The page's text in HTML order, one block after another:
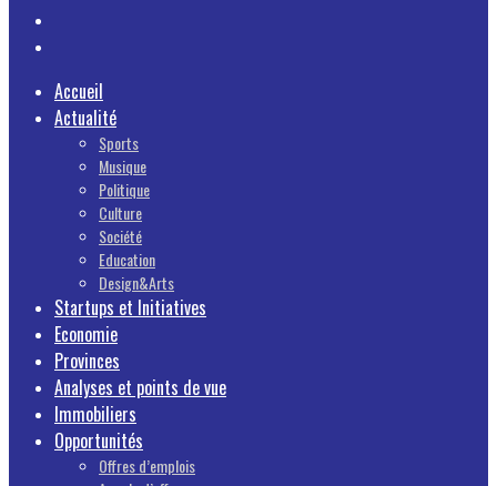
Accueil
Actualité
Sports
Musique
Politique
Culture
Société
Education
Design&Arts
Startups et Initiatives
Economie
Provinces
Analyses et points de vue
Immobiliers
Opportunités
Offres d’emplois